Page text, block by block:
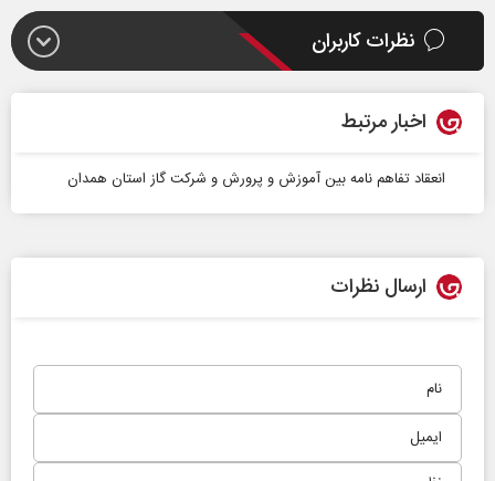
نظرات کاربران
اخبار مرتبط
انعقاد تفاهم نامه بین آموزش و پرورش و شرکت گاز استان همدان
ارسال نظرات